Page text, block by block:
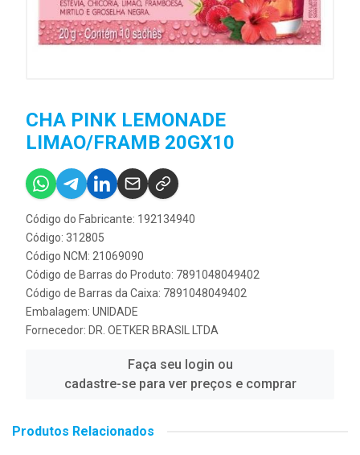
CHA PINK LEMONADE
LIMAO/FRAMB 20GX10
Código do Fabricante: 192134940
Código: 312805
Código NCM: 21069090
Código de Barras do Produto: 7891048049402
Código de Barras da Caixa: 7891048049402
Embalagem: UNIDADE
Fornecedor: DR. OETKER BRASIL LTDA
Faça seu login ou
cadastre-se para ver preços e comprar
Produtos Relacionados